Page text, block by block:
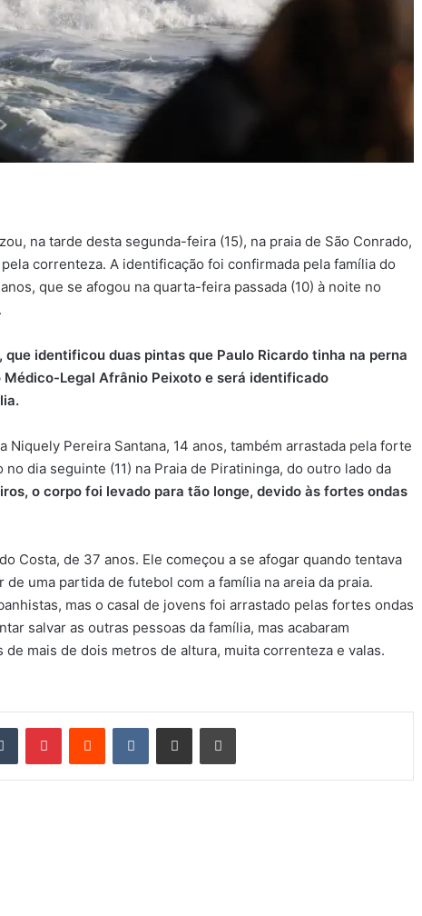
na tarde desta segunda-feira (15), na praia de São Conrado,
correnteza. A identificação foi confirmada pela família do
que se afogou na quarta-feira passada (10) à noite no
identificou duas pintas que Paulo Ricardo tinha na perna
Legal Afrânio Peixoto e será identificado
Niquely Pereira Santana, 14 anos, também arrastada pela forte
dia seguinte (11) na Praia de Piratininga, do outro lado da
o corpo foi levado para tão longe, devido às fortes ondas
Costa, de 37 anos. Ele começou a se afogar quando tentava
uma partida de futebol com a família na areia da praia.
mas o casal de jovens foi arrastado pelas fortes ondas
salvar as outras pessoas da família, mas acabaram
mais de dois metros de altura, muita correnteza e valas.